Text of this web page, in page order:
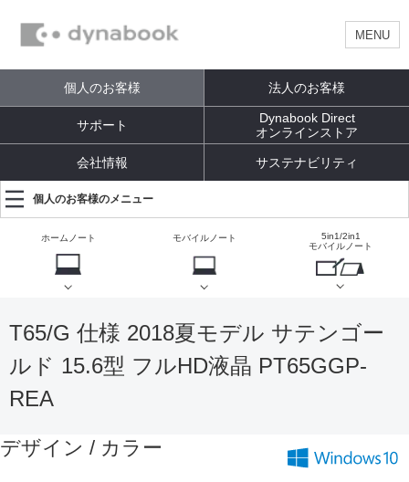
MENU
個人のお客様 法人のお客様
サポート
Dynabook Direct
オンラインストア
会社情報 サステナビリティ
個人のお客様のメニュー
ホームノート モバイルノート
5in1/2in1
モバイルノート
T65/G 仕様 2018夏モデル サテンゴー
ルド 15.6型 フルHD液晶 PT65GGP-
REA
デザイン / カラー